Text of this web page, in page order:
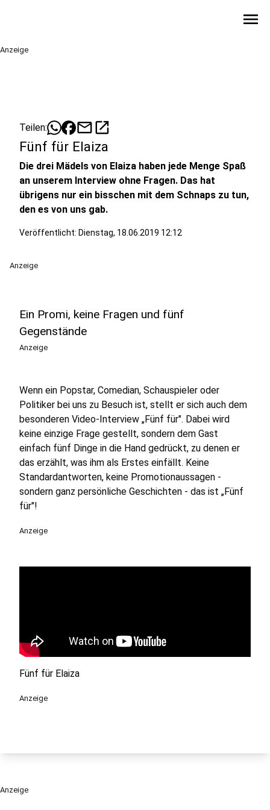
menu
Anzeige
Teilen: mailopen_in_new
Fünf für Elaiza
Die drei Mädels von Elaiza haben jede Menge Spaß
an unserem Interview ohne Fragen. Das hat
übrigens nur ein bisschen mit dem Schnaps zu tun,
den es von uns gab.
Veröffentlicht: Dienstag, 18.06.2019 12:12
Anzeige
Ein Promi, keine Fragen und fünf
Gegenstände
Anzeige
Wenn ein Popstar, Comedian, Schauspieler oder
Politiker bei uns zu Besuch ist, stellt er sich auch dem
besonderen Video-Interview „Fünf für". Dabei wird
keine einzige Frage gestellt, sondern dem Gast
einfach fünf Dinge in die Hand gedrückt, zu denen er
das erzählt, was ihm als Erstes einfällt. Keine
Standardantworten, keine Promotionaussagen -
sondern ganz persönliche Geschichten - das ist „Fünf
für"!
Anzeige
Fünf für Elaiza
Anzeige
Anzeige